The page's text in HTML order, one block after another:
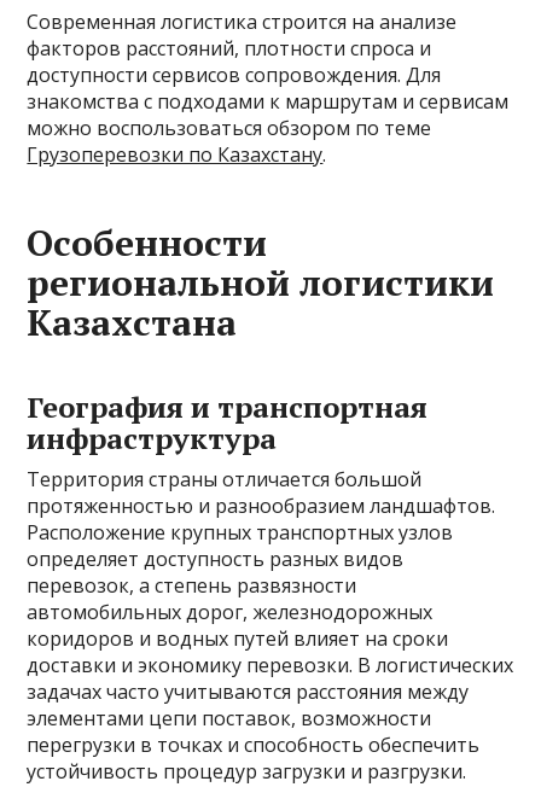
Современная логистика строится на анализе
факторов расстояний, плотности спроса и
доступности сервисов сопровождения. Для
знакомства с подходами к маршрутам и сервисам
можно воспользоваться обзором по теме
Грузоперевозки по Казахстану.
Особенности
региональной логистики
Казахстана
География и транспортная
инфраструктура
Территория страны отличается большой
протяженностью и разнообразием ландшафтов.
Расположение крупных транспортных узлов
определяет доступность разных видов
перевозок, а степень развязности
автомобильных дорог, железнодорожных
коридоров и водных путей влияет на сроки
доставки и экономику перевозки. В логистических
задачах часто учитываются расстояния между
элементами цепи поставок, возможности
перегрузки в точках и способность обеспечить
устойчивость процедур загрузки и разгрузки.